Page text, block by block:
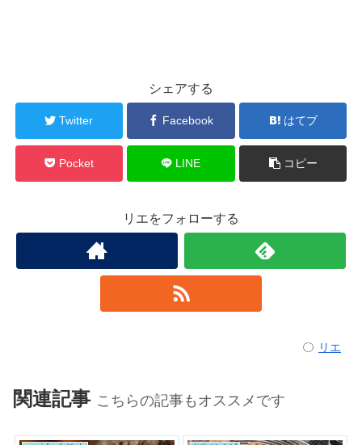
シェアする
Twitter Facebook はてブ
Pocket LINE コピー
リエをフォローする
リエ
関連記事 こちらの記事もオススメです